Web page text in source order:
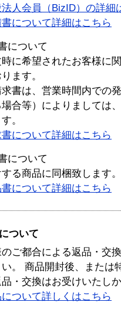
人会員（BizID）の詳細
書について詳細はこちら
について
時に希望されたお客様に
ます。
書は、営業時間内での
合等）によりましては
。
について詳細はこちら
について
る商品に同梱致します。
について詳細はこちら
ついて
ご都合による返品・交
い。 商品開封後、または
・交換はお受けいたし
ついて詳しくはこちら